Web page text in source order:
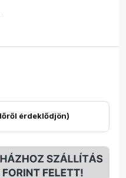
érdeklődjön)